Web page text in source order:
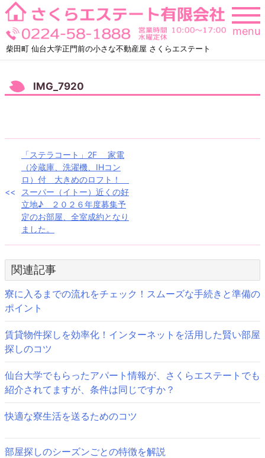
Skip
to
content
柴田町 仙台大学正門前の小さな不動産屋 さくらエステート
menu
IMG_7920
ナ
ゲ
ー
シ
ョ
ン
「ステラコート」2F 家電
（冷蔵庫、洗濯機、IHコン
ロ）付 大きめのロフト！
スーパー（イトー）近くの好
立地♪ ２０２６年度募集予
定のお部屋、全室成約となり
ました。
関連記事
寮に入るまでの流れをチェック！スムーズな手続きと準備の
ポイント
賃貸物件探しを効率化！インターネットを活用した賢い部屋
探しのコツ
仙台大学でもらったアパート情報が、さくらエステートでも
紹介されてますが、条件は同じですか？
快適な寮生活を送るためのコツ
部屋探しのシーズンごとの特徴を解説